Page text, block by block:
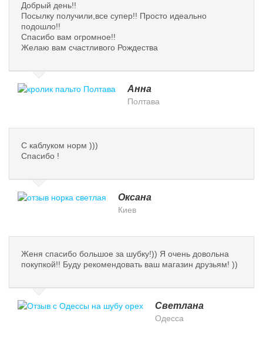
Добрый день!!
Посылку получили,все супер!! Просто идеально
подошло!!
Спасибо вам огромное!!
Желаю вам счастливого Рождества
Анна
Полтава
С каблуком норм )))
Спасибо !
Оксана
Киев
Женя спасибо большое за шубку!)) Я очень довольна
покупкой!! Буду рекомендовать ваш магазин друзьям! ))
Светлана
Одесса